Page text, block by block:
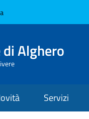
Alghero
Servizi